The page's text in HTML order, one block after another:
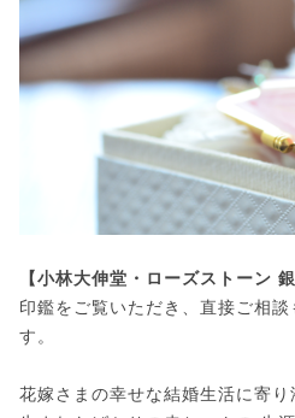
【小林大伸堂・ローズストーン
印鑑をご覧いただき、直接ご相
す。
花嫁さまの幸せな結婚生活に寄り